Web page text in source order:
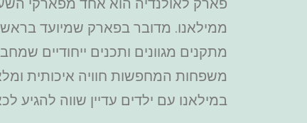
ממילאנו. מדובר בפארק שמיועד בראש
מתקנים מגוונים ותכנים ייחודיים
משפחות המחפשות חוויה איכותית
במילאנו עם ילדים עדיין שווה להגיע